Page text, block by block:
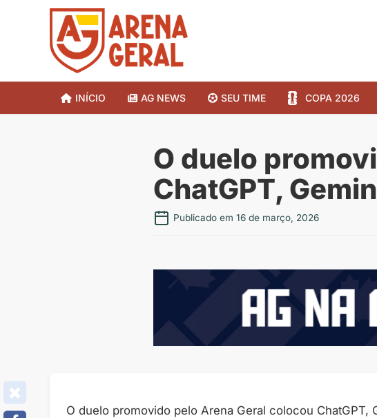
INÍCIO AG NEWS SEU TIME COPA 2026
O duelo
ChatGPT,
Publicado em 16 de março, 2026
O duelo promovido pelo Arena Geral colocou ChatGPT,